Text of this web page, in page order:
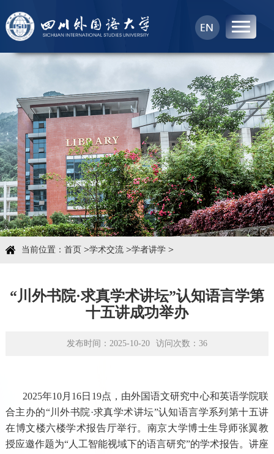
首页
中心概况
科学研究
学术团队
学术交流
当前位置： 首页>学术交流>学者讲学>
“川外书院·求真学术讲坛”认知语言学第
十五讲成功举办
发布时间：2025-10-20 访问次数： 36
2025年10月 16日 19点，由外国语文研究中心和英语学院联
合主办的“川外书院·求真学术讲坛”认知语言学系列第十五讲
在博文楼六楼学术报告厅举行。南京大学博士生导师张翼教
授应邀作题为“人工智能视域下的语言研究”的学术报告。讲座